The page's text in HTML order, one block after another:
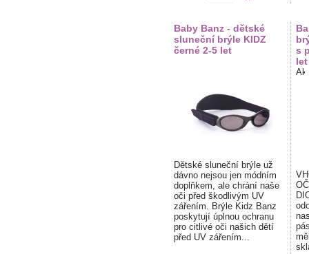
Baby Banz - dětské
sluneční brýle KIDZ
černé 2-5 let
Dětské sluneční brýle už
dávno nejsou jen módním
doplňkem, ale chrání naše
oči před škodlivým UV
zářením. Brýle Kidz Banz
poskytují úplnou ochranu
pro citlivé oči našich dětí
před UV zářením...
s
let